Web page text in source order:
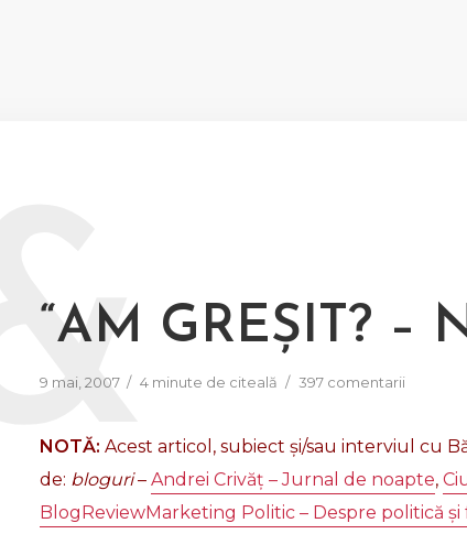
“AM GREȘIT? –
9 mai, 2007 4 minute de citeală 397 comentarii
&
NOTĂ: Acest articol, subiect și/sau interviul cu
de: bloguri– Andrei Crivăț – Jurnal de noapte,
BlogReviewMarketing Politic – Despre politică și